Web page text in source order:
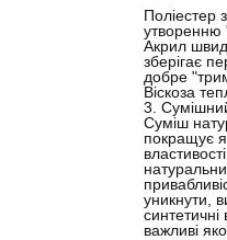
Поліестер
утворенню
Акрил
зберігає
добре
Віскоза
3.
Суміш
покращує
уникнути,
важливі